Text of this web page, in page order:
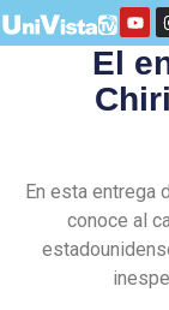
El
En esta entrega
conoce al